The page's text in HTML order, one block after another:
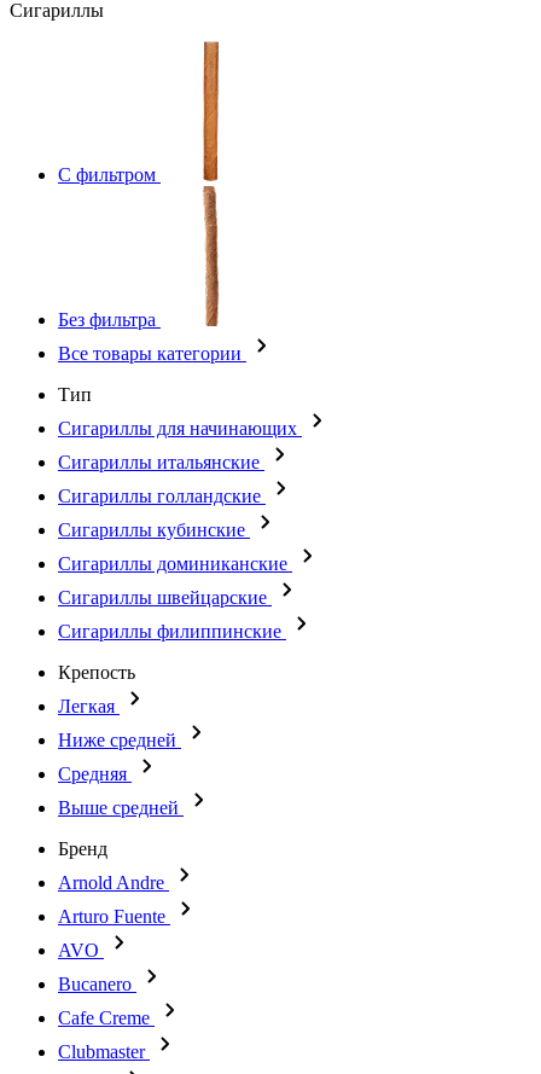
Сигариллы
С фильтром
Без фильтра
Все товары категории
Тип
Сигариллы для начинающих
Сигариллы итальянские
Сигариллы голландские
Сигариллы кубинские
Сигариллы доминиканские
Сигариллы швейцарские
Сигариллы филиппинские
Крепость
Легкая
Ниже средней
Средняя
Выше средней
Бренд
Arnold Andre
Arturo Fuente
AVO
Bucanero
Cafe Creme
Clubmaster